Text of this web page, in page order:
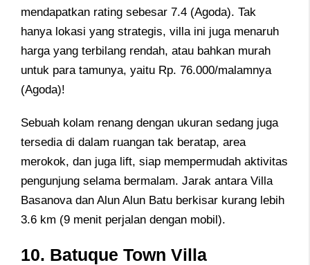
mendapatkan rating sebesar 7.4 (Agoda). Tak
hanya lokasi yang strategis, villa ini juga menaruh
harga yang terbilang rendah, atau bahkan murah
untuk para tamunya, yaitu Rp. 76.000/malamnya
(Agoda)!
Sebuah kolam renang dengan ukuran sedang juga
tersedia di dalam ruangan tak beratap, area
merokok, dan juga lift, siap mempermudah aktivitas
pengunjung selama bermalam. Jarak antara Villa
Basanova dan Alun Alun Batu berkisar kurang lebih
3.6 km (9 menit perjalan dengan mobil).
10. Batuque Town Villa